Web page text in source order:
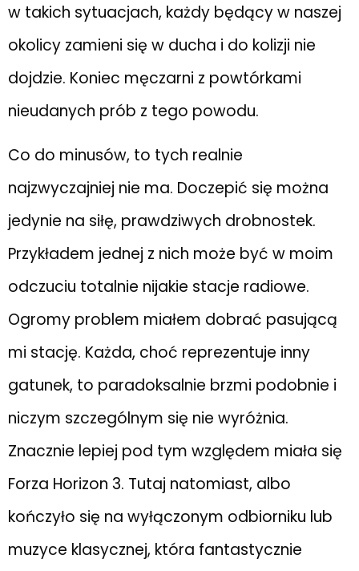
w takich sytuacjach, każdy będący w naszej
okolicy zamieni się w ducha i do kolizji nie
dojdzie. Koniec męczarni z powtórkami
nieudanych prób z tego powodu.
Co do minusów, to tych realnie
najzwyczajniej nie ma. Doczepić się można
jedynie na siłę, prawdziwych drobnostek.
Przykładem jednej z nich może być w moim
odczuciu totalnie nijakie stacje radiowe.
Ogromy problem miałem dobrać pasującą
mi stację. Każda, choć reprezentuje inny
gatunek, to paradoksalnie brzmi podobnie i
niczym szczególnym się nie wyróżnia.
Znacznie lepiej pod tym względem miała się
Forza Horizon 3. Tutaj natomiast, albo
kończyło się na wyłączonym odbiorniku lub
muzyce klasycznej, która fantastycznie